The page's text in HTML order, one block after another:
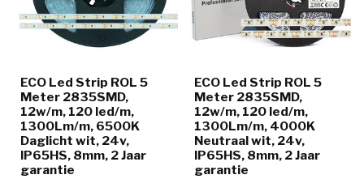
ECO Led Strip ROL 5
Meter 2835SMD,
12w/m, 120 led/m,
1300Lm/m, 6500K
Daglicht wit, 24v,
IP65HS, 8mm, 2 Jaar
garantie
ECO Led Strip ROL 5
Meter 2835SMD,
12w/m, 120 led/m,
1300Lm/m, 4000K
Neutraal wit, 24v,
IP65HS, 8mm, 2 Jaar
garantie